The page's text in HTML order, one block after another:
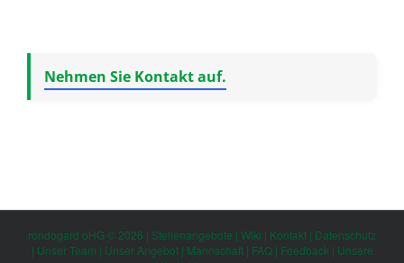
Nehmen Sie Kontakt auf.
rondogard oHG © 2026 | Stellenangebote | Wiki | Kontakt | Datenschutz
| Unser Team | Unser Angebot| Mannschaft| FAQ| Feedback | Unsere